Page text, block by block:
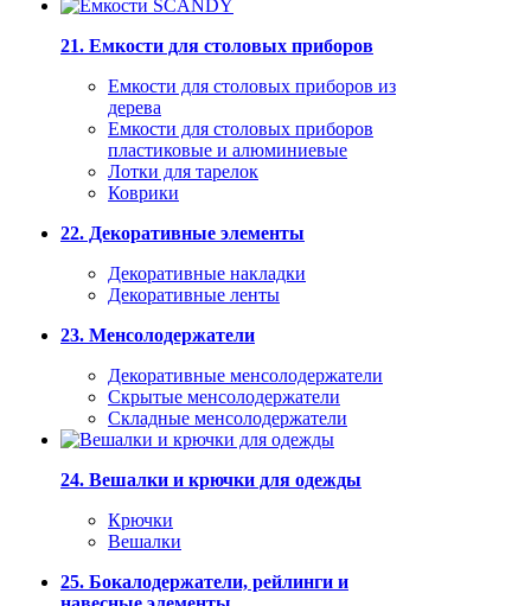
21. Емкости для столовых приборов
Емкости для столовых приборов из
дерева
Емкости для столовых приборов
пластиковые и алюминиевые
Лотки для тарелок
Коврики
22. Декоративные элементы
Декоративные накладки
Декоративные ленты
23. Менсолодержатели
Декоративные менсолодержатели
Скрытые менсолодержатели
Складные менсолодержатели
24. Вешалки и крючки для одежды
Крючки
Вешалки
25. Бокалодержатели, рейлинги и